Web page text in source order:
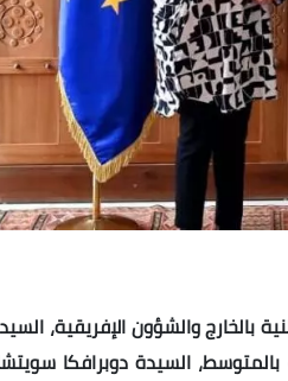
بالخارج والشؤون الإفريقية،
بالمتوسط، السيدة دوبرافكا